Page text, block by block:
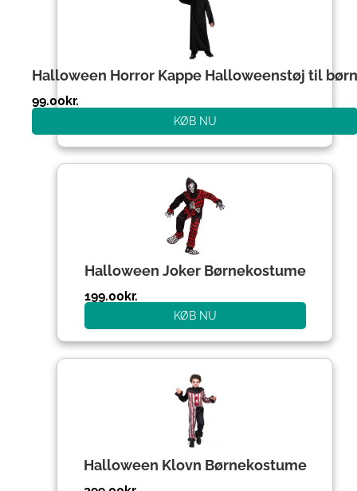
Halloween Horror Kappe Halloweenstøj til
99.00kr.
KØB NU
Halloween Joker Børnekostume
199.00kr.
KØB NU
Halloween Klovn Børnekostume